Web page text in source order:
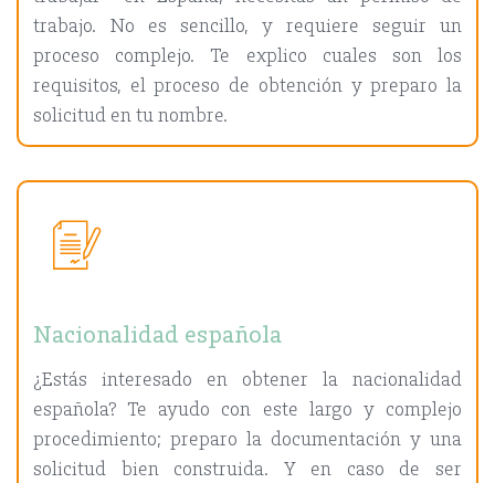
trabajo. No es sencillo, y requiere seguir un
proceso complejo. Te explico cuales son los
requisitos, el proceso de obtención y preparo la
solicitud en tu nombre.
Nacionalidad española
¿Estás interesado en obtener la nacionalidad
española? Te ayudo con este largo y complejo
procedimiento; preparo la documentación y una
solicitud bien construida. Y en caso de ser